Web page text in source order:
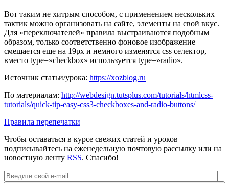
Вот таким не хитрым способом, с применением нескольких
тактик можно организовать на сайте, элементы на свой вкус.
Для «переключателей» правила выстраиваются подобным
образом, только соответственно фоновое изображение
смещается еще на 19px и немного изменятся css селектор,
вместо type=»checkbox» используется type=»radio».
Источник статьи/урока: https://xozblog.ru
По материалам: http://webdesign.tutsplus.com/tutorials/htmlcss-
tutorials/quick-tip-easy-css3-checkboxes-and-radio-buttons/
Правила перепечатки
Чтобы оставаться в курсе свежих статей и уроков
подписывайтесь на еженедельную почтовую рассылку или на
новостную ленту RSS. Спасибо!